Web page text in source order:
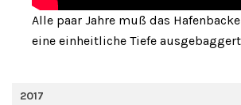
Alle paar Jahre muß das
eine einheitliche Tiefe
2017